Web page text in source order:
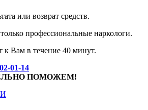
или возврат средств.
профессиональные наркологи.
к Вам в течение 40 минут.
01-14
ПОМОЖЕМ!